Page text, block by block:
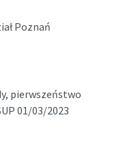
Poznań
pierwszeństwo
01/03/2023